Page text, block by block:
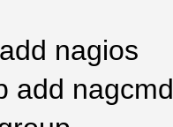
nagios
add nagcmd